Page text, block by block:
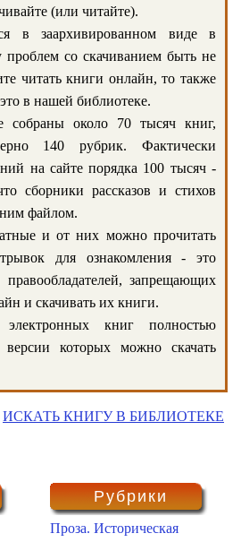
(или читайте).
в заархивированном виде в
проблем со скачиванием быть не
читать книги онлайн, то также
в нашей библиотеке.
собраны около 70 тысяч книг,
140 рубрик. Фактически
на сайте порядка 100 тысяч -
сборники рассказов и стихов
файлом.
и от них можно прочитать
для ознакомления - это
запрещающих
и скачивать их книги.
книг полностью
которых можно скачать
ИСКАТЬ КНИГУ В БИБЛИОТЕКЕ
Рубрики
Проза. Историческая